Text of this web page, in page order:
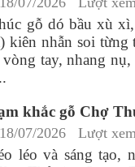
gỗ dó bầu xù
kiên nhẫn soi
tay, nhang
khắc gỗ Chợ
07/2026 Lượt
léo và sáng tạo,